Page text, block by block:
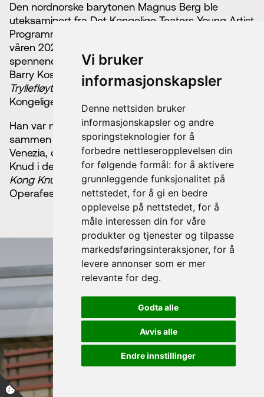
Vi bruker
informasjonskapsler
Denne nettsiden bruker
informasjonskapsler og andre
sporingsteknologier for å
forbedre nettleseropplevelsen din
for følgende formål: for å aktivere
grunnleggende funksjonalitet på
nettstedet, for å gi en bedre
opplevelse på nettstedet, for å
måle interessen din for våre
produkter og tjenester og tilpasse
markedsføringsinteraksjoner, for å
levere annonser som er mer
relevante for deg.
Godta alle
Avvis alle
Endre innstillinger
Den nordnorske barytonen Magnus Berg ble
uteksaminert fra Det Kongelige Teaters Young Artist
Programme for unge operasangere i København
våren 2023, og har den kommende sesongen flere
spennende debuter, blant annet som Papageno i
Barry Kosky’s populære produksjon av Mozarts
Tryllefløyten
og Publio iClemenza di Titopå Det
Kongelige Teater i København
Han var med på turnéen medQuerinioperaen
sammen med Arktisk filharmoni til Bodø, Tromsø og
Venezia, og vil også portrettere hovedrollen Kong
Knud i den nyskrevne familieoperaenTime’s Up,
Kong Knud!
av Siobhan Presencer på Copenhagen
Operafestival.